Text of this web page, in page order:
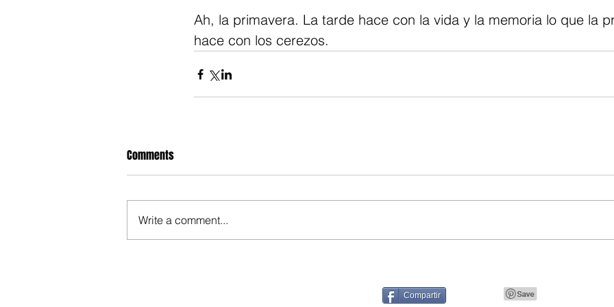
Ah, la primavera. La tarde hace con la vida y la memoria lo que la
hace con los cerezos.
Comments
Write a comment...
Compartir